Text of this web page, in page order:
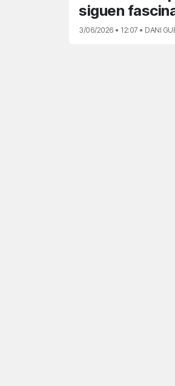
siguen
3/06/2026 • 12:07 • DANI